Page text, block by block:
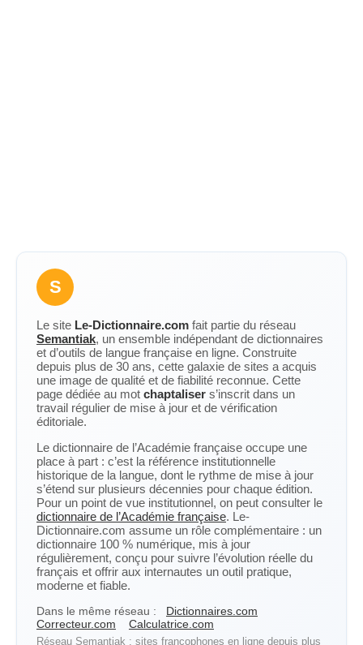
S
Le site Le-Dictionnaire.com fait partie du réseau
Semantiak, un ensemble indépendant de dictionnaires
et d’outils de langue française en ligne. Construite
depuis plus de 30 ans, cette galaxie de sites a acquis
une image de qualité et de fiabilité reconnue. Cette
page dédiée au mot chaptaliser s’inscrit dans un
travail régulier de mise à jour et de vérification
éditoriale.
Le dictionnaire de l’Académie française occupe une
place à part : c’est la référence institutionnelle
historique de la langue, dont le rythme de mise à jour
s’étend sur plusieurs décennies pour chaque édition.
Pour un point de vue institutionnel, on peut consulter le
dictionnaire de l’Académie française. Le-
Dictionnaire.com assume un rôle complémentaire : un
dictionnaire 100 % numérique, mis à jour
régulièrement, conçu pour suivre l’évolution réelle du
français et offrir aux internautes un outil pratique,
moderne et fiable.
Dans le même réseau :
Dictionnaires.com
Correcteur.com
Calculatrice.com
Réseau Semantiak : sites francophones en ligne depuis plus